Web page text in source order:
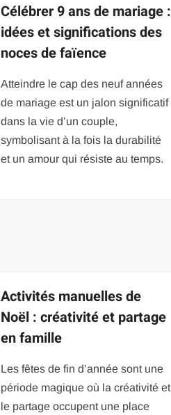
Célébrer 9 ans de mariage :
idées et significations des
noces de faïence
Atteindre le cap des neuf années
de mariage est un jalon significatif
dans la vie d’un couple,
symbolisant à la fois la durabilité
et un amour qui résiste au temps.
Activités manuelles de
Noël : créativité et partage
en famille
Les fêtes de fin d’année sont une
période magique où la créativité et
le partage occupent une place